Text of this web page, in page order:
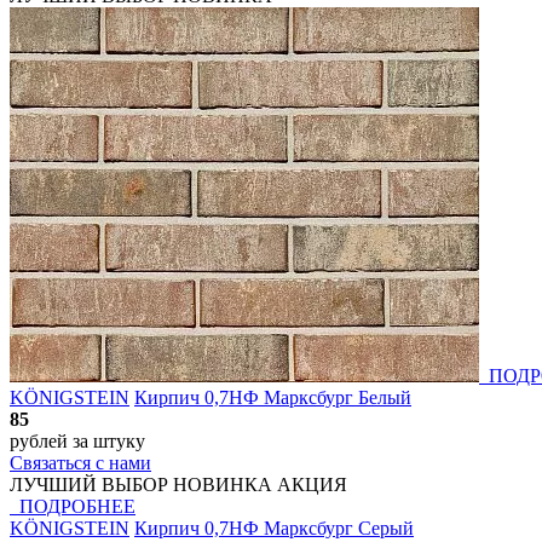
KÖNIGSTEIN Кирпич 0,7НФ Марксбург Белый
85
рублей за штуку
Связаться с нами
ЛУЧШИЙ ВЫБОР НОВИНКА АКЦИЯ
ПОДРОБНЕЕ
KÖNIGSTEIN Кирпич 0,7НФ Марксбург Серый